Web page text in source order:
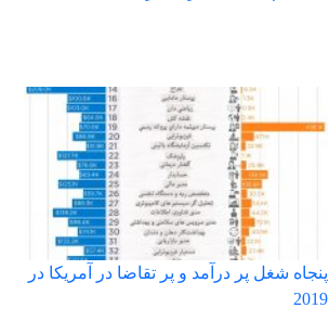
پنجاه شغل پر درآمد و پر تقاضا در آمریکا در
2019